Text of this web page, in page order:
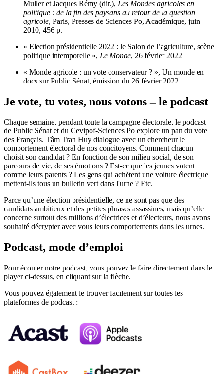
Muller et Jacques Rémy (dir.), Les Mondes agricoles en
politique : de la fin des paysans au retour de la question
agricole, Paris, Presses de Sciences Po, Académique, juin
2010, 456 p.
« Election présidentielle 2022 : le Salon de l’agriculture, scène
politique intemporelle », Le Monde, 26 février 2022
« Monde agricole : un vote conservateur ? », Un monde en
docs sur Public Sénat, émission du 26 février 2022
Je vote, tu votes, nous votons – le podcast
Chaque semaine, pendant toute la campagne électorale, le podcast
de Public Sénat et du Cevipof-Sciences Po explore un pan du vote
des Français. Tâm Tran Huy dialogue avec un chercheur le
comportement électoral de nos concitoyens. Comment chacun
choisit son candidat ? En fonction de son milieu social, de son
parcours de vie, de ses émotions ? Est-ce que les jeunes votent
comme leurs parents ? Les gens qui achètent une voiture électrique
mettent-ils tous un bulletin vert dans l'urne ? Etc.
Parce qu’une élection présidentielle, ce ne sont pas que des
candidats ambitieux et des petites phrases assassines, mais qu’elle
concerne surtout des millions d’électrices et d’électeurs, nous avons
souhaité décrypter avec vous leurs comportements dans les urnes.
Podcast, mode d’emploi
Pour écouter notre podcast, vous pouvez le faire directement dans le
player ci-dessus, en cliquant sur la flèche.
Vous pouvez également le trouver facilement sur toutes les
plateformes de podcast :